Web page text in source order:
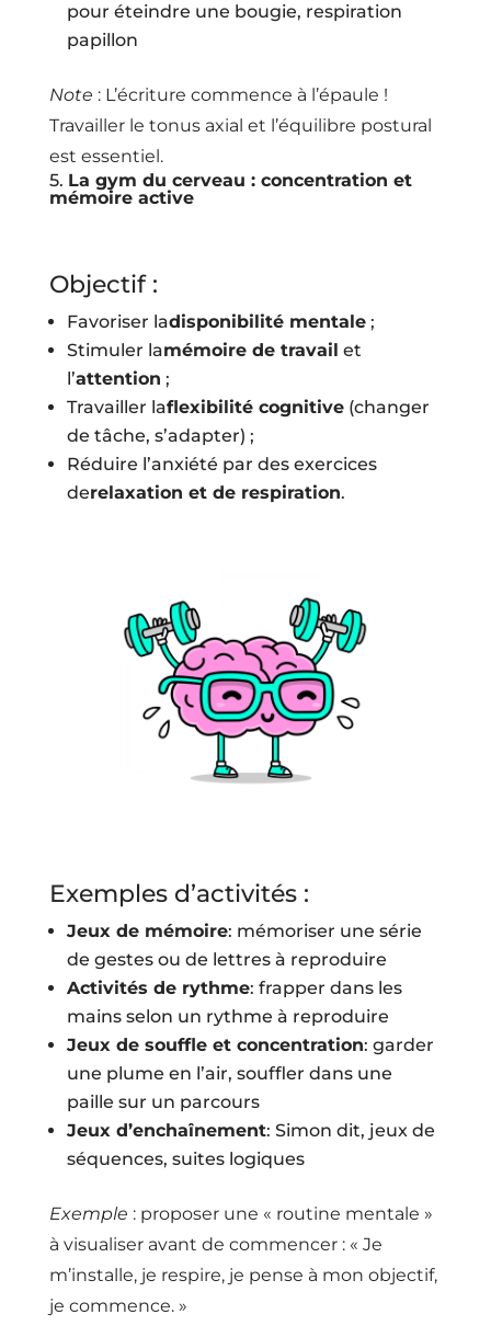
pour éteindre une bougie, respiration
papillon
Note : L’écriture commence à l’épaule !
Travailler le tonus axial et l’équilibre postural
est essentiel.
5. La gym du cerveau : concentration et
mémoire active
Objectif :
Favoriser ladisponibilité mentale ;
Stimuler lamémoire de travail et
l’attention ;
Travailler laflexibilité cognitive (changer
de tâche, s’adapter) ;
Réduire l’anxiété par des exercices
derelaxation et de respiration.
Exemples d’activités :
Jeux de mémoire: mémoriser une série
de gestes ou de lettres à reproduire
Activités de rythme: frapper dans les
mains selon un rythme à reproduire
Jeux de souffle et concentration: garder
une plume en l’air, souffler dans une
paille sur un parcours
Jeux d’enchaînement: Simon dit, jeux de
séquences, suites logiques
Exemple : proposer une « routine mentale »
à visualiser avant de commencer : « Je
m’installe, je respire, je pense à mon objectif,
je commence. »